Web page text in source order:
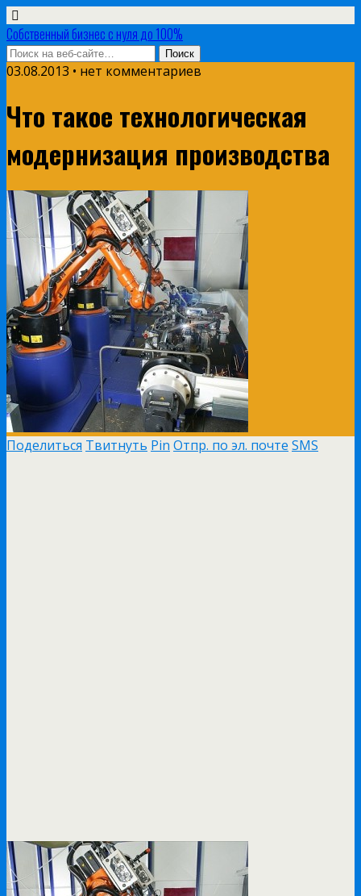
Собственный бизнес с нуля до 100%
03.08.2013 • нет комментариев
Что такое технологическая
модернизация производства
Поделиться Твитнуть Pin Отпр. по эл. почте SMS